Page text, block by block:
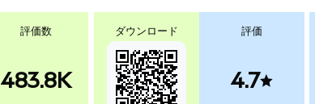
評価数
483.8K
ダウンロード 評価
4.7